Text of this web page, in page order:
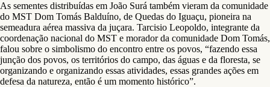
As sementes distribuídas em João Surá também vieram da comunidade
do MST Dom Tomás Balduíno, de Quedas do Iguaçu, pioneira na
semeadura aérea massiva da juçara. Tarcisio Leopoldo, integrante da
coordenação nacional do MST e morador da comunidade Dom Tomás,
falou sobre o simbolismo do encontro entre os povos, “fazendo essa
junção dos povos, os territórios do campo, das águas e da floresta, se
organizando e organizando essas atividades, essas grandes ações em
defesa da natureza, então é um momento histórico”.